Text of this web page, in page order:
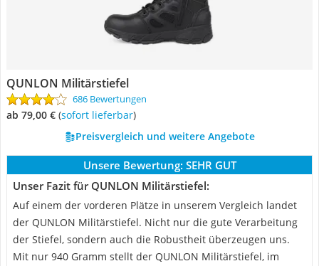
QUNLON Militärstiefel
686 Bewertungen
ab 79,00 € ( Sofort lieferbar)
Preisvergleich und weitere Angebote
Unsere Bewertung: SEHR GUT
Unser Fazit für QUNLON Militärstiefel:
Auf einem der vorderen Plätze in unserem Vergleich landet
der QUNLON Militärstiefel. Nicht nur die gute Verarbeitung
der Stiefel, sondern auch die Robustheit überzeugen uns.
Mit nur 940 Gramm stellt der QUNLON Militärstiefel, im